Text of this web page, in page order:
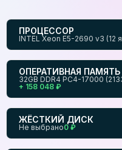
ПРОЦЕССОР
INTEL Xeon E5-2690 v3 (12
ОПЕРАТИВНАЯ ПАМЯТЬ
32GB DDR4 PC4-17000
+ 158 048 ₽
ЖЁСТКИЙ ДИСК
Не выбрано0 ₽